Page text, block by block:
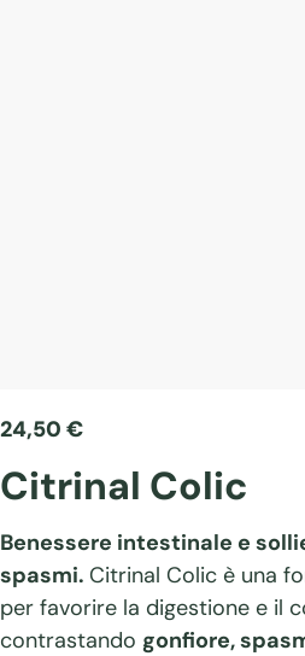
24,50 €
Citrinal Colic
Benessere intestinale e
spasmi. Citrinal Colic è una
per favorire la digestione e il
contrastando gonfiore,